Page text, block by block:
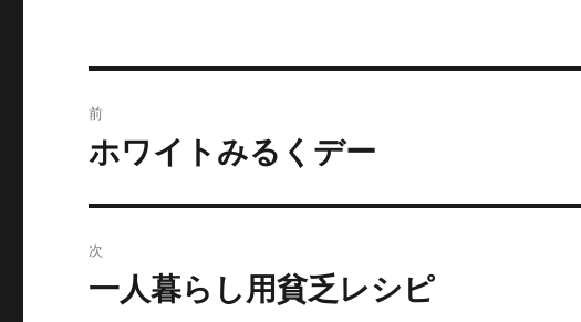
稿
ゲ
前
前
投
稿:
ホワイトみるくデー
次
次
一人暮らし用貧乏レシピ